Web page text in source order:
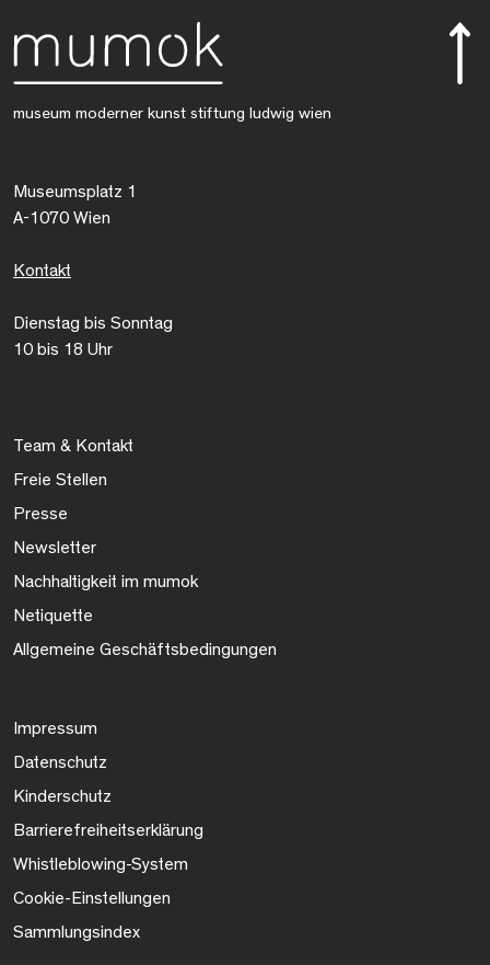
museum moderner kunst stiftung ludwig wien
Museumsplatz 1
A-1070 Wien
Kontakt
Dienstag bis Sonntag
10 bis 18 Uhr
Team & Kontakt
Freie Stellen
Presse
Newsletter
Nachhaltigkeit im mumok
Netiquette
Allgemeine Geschäftsbedingungen
Impressum
Datenschutz
Kinderschutz
Barrierefreiheitserklärung
Whistleblowing-System
Cookie-Einstellungen
Sammlungsindex